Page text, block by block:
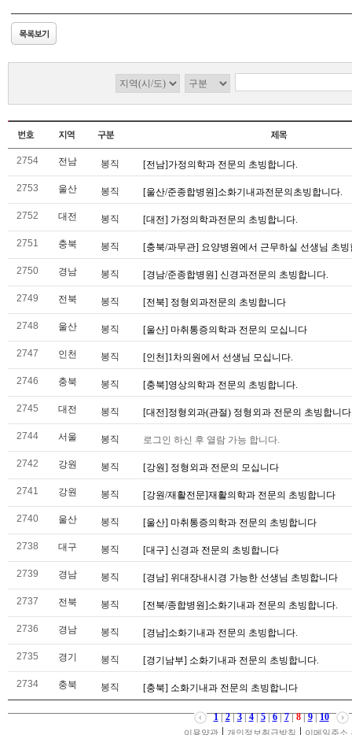
2754 전남 봉직 [전남]가정의학과 전문의 초빙합니다.
2753 울산 봉직 [울산/준종합병원]소화기내과전문의초빙합니다.
2752 대전 봉직 [대전] 가정의학과전문의 초빙합니다.
2751 충북 봉직 [충북/과무관] 요양병원에서 근무하실 선생님 초빙
2750 경남 봉직 [경남/준종합병원] 신경과전문의 초빙합니다.
2749 전북 봉직 [전북] 정형외과전문의 초빙합니다
2748 울산 봉직 [울산] 마취통증의학과 전문의 모십니다
2747 인천 봉직 [인천]1차의원에서 선생님 모십니다.
2746 충북 봉직 [충북]영상의학과 전문의 초빙합니다.
2745 대전 봉직 [대전]정형외과(관절) 정형외과 전문의 초빙합니
2744 서울 봉직 로그인 하신 후 열람 가능 합니다.
2742 강원 봉직 [강원] 정형외과 전문의 모십니다
2741 강원 봉직 [강원/재활전문]재활의학과 전문의 초빙합니다
2740 울산 봉직 [울산] 마취통증의학과 전문의 초빙합니다
2738 대구 봉직 [대구] 신경과 전문의 초빙합니다
2739 경남 봉직 [경남] 위대장내시경 가능한 선생님 초빙합니다
2737 전북 봉직 [전북/종합병원]소화기내과 전문의 초빙합니다.
2736 경남 봉직 [경남]소화기내과 전문의 초빙합니다.
2735 경기 봉직 [경기남부] 소화기내과 전문의 초빙합니다.
2734 충북 봉직 [충북] 소화기내과 전문의 초빙합니다
1|2|3|4|5|6|7|8|9|10
이용약관 | 개인정보취급방침 | 이메일주소